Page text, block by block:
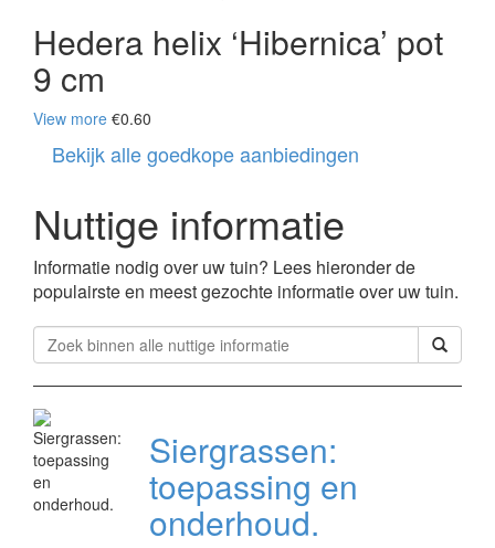
Hedera helix ‘Hibernica’ pot
9 cm
View more €0.60
Bekijk alle goedkope aanbiedingen
Nuttige informatie
Informatie nodig over uw tuin? Lees hieronder de
populairste en meest gezochte informatie over uw tuin.
Siergrassen:
toepassing en
onderhoud.